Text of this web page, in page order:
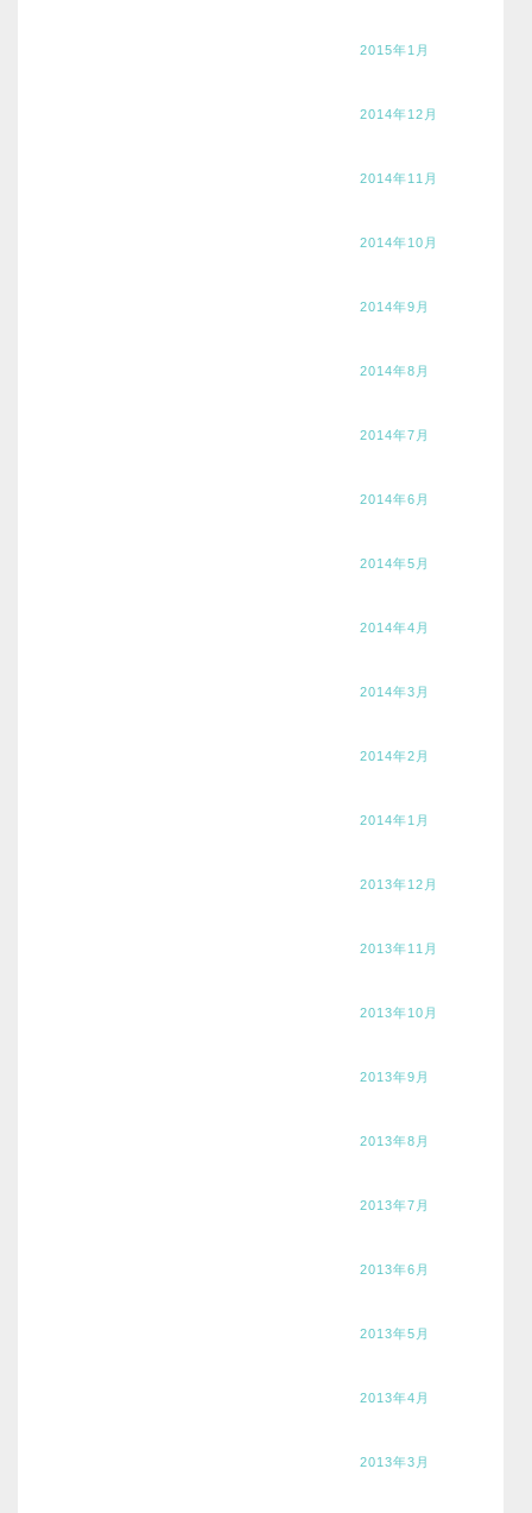
2015年1月
2014年12月
2014年11月
2014年10月
2014年9月
2014年8月
2014年7月
2014年6月
2014年5月
2014年4月
2014年3月
2014年2月
2014年1月
2013年12月
2013年11月
2013年10月
2013年9月
2013年8月
2013年7月
2013年6月
2013年5月
2013年4月
2013年3月